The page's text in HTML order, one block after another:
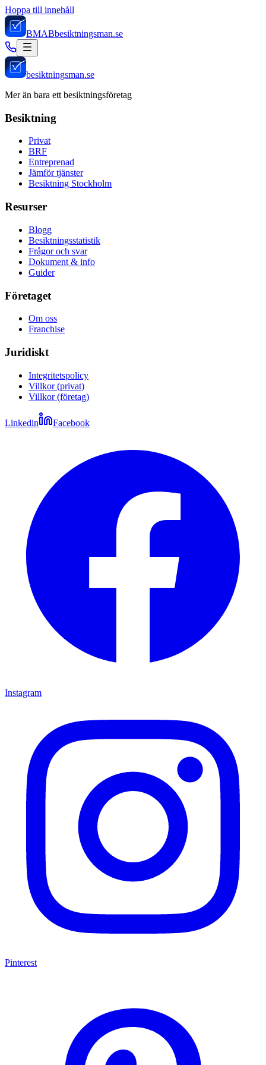
Hoppa till innehåll
BMABbesiktningsman.se
besiktningsman.se
Mer än bara ett besiktningsföretag
Besiktning
Privat
BRF
Entreprenad
Jämför tjänster
Besiktning Stockholm
Resurser
Blogg
Besiktningsstatistik
Frågor och svar
Dokument & info
Guider
Företaget
Om oss
Franchise
Juridiskt
Integritetspolicy
Villkor (privat)
Villkor (företag)
Linkedin Facebook
Instagram
Pinterest